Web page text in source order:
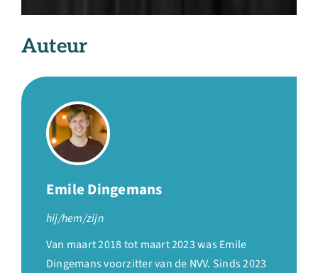
Auteur
Emile Dingemans
hij/hem/zijn
Van maart 2018 tot maart 2023 was Emile
Dingemans voorzitter van de NVV. Sinds 2023